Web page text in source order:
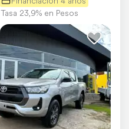
Tasa 23,9% en Pesos